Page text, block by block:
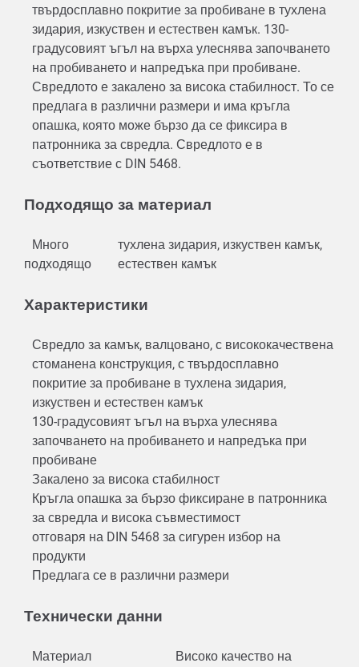
твърдосплавно покритие за пробиване в тухлена
зидария, изкуствен и естествен камък. 130-
градусовият ъгъл на върха улеснява започването
на пробиването и напредъка при пробиване.
Свредлото е закалено за висока стабилност. То се
предлага в различни размери и има кръгла
опашка, която може бързо да се фиксира в
патронника за свредла. Свредлото е в
съответствие с DIN 5468.
Подходящо за материал
Много
подходящо
тухлена зидария, изкуствен камък,
естествен камък
Характеристики
Свредло за камък, валцовано, с висококачествена
стоманена конструкция, с твърдосплавно
покритие за пробиване в тухлена зидария,
изкуствен и естествен камък
130-градусовият ъгъл на върха улеснява
започването на пробиването и напредъка при
пробиване
Закалено за висока стабилност
Кръгла опашка за бързо фиксиране в патронника
за свредла и висока съвместимост
отговаря на DIN 5468 за сигурен избор на
продукти
Предлага се в различни размери
Технически данни
Материал
Високо качество на